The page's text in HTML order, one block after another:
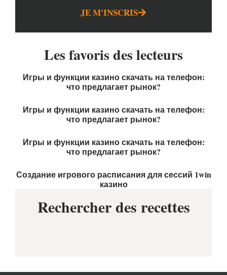
JE M'INSCRIS
Les favoris des lecteurs
Игры и функции казино скачать на телефон:
что предлагает рынок?
Игры и функции казино скачать на телефон:
что предлагает рынок?
Игры и функции казино скачать на телефон:
что предлагает рынок?
Создание игрового расписания для сессий 1win
казино
Rechercher des recettes